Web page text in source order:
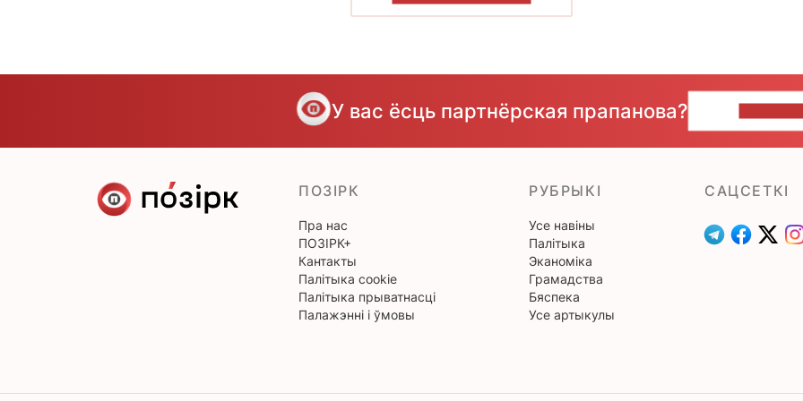
У вас ёсць партнёрская прапанова?
ПОЗІРК
Пра нас
ПОЗІРК+
Кантакты
Палітыка cookie
Палітыка прыватнасці
Палажэнні і ўмовы
РУБРЫКІ
Усе навіны
Палітыка
Эканоміка
Грамадства
Бяспека
Усе артыкулы
САЦСЕТКІ